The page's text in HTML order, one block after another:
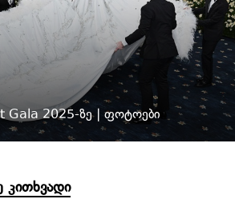
Gala 2025-ზე | ფოტოები
კითხვადი